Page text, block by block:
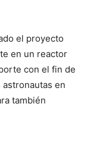
el proyecto
en un reactor
con el fin de
en
también